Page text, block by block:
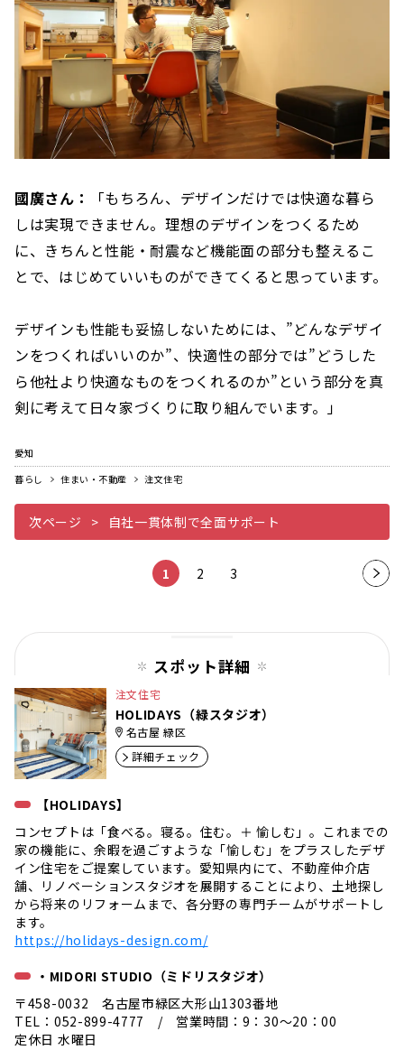
國廣さん：
「もちろん、デザインだけでは快適な暮ら
しは実現できません。理想のデザインをつくるため
に、きちんと性能・耐震など機能面の部分も整えるこ
とで、はじめていいものができてくると思っています。
デザインも性能も妥協しないためには、”どんなデザイ
ンをつくればいいのか”、快適性の部分では”どうした
ら他社より快適なものをつくれるのか”という部分を真
剣に考えて日々家づくりに取り組んでいます。」
愛知
暮らし
住まい・不動産 注文住宅
次ページ 自社一貫体制で全面サポート
1 2 3
次の
スポット詳細
注文住宅
HOLIDAYS（緑スタジオ）
名古屋 緑区
詳細チェック
【HOLIDAYS】
コンセプトは「食べる。寝る。住む。＋ 愉しむ」。これまでの
家の機能に、余暇を過ごすような「愉しむ」をプラスしたデザ
イン住宅をご提案しています。愛知県内にて、不動産仲介店
舗、リノベーションスタジオを展開することにより、土地探し
から将来のリフォームまで、各分野の専門チームがサポートし
ます。
https://holidays-design.com/
・MIDORI STUDIO（ミドリスタジオ）
〒458-0032 名古屋市緑区大形山1303番地
TEL：052-899-4777 / 営業時間：9：30～20：00
定休日 水曜日